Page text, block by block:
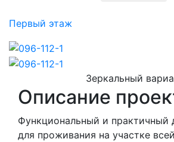
Первый этаж
Зеркальный
Описание
Функциональный и практичный
для проживания на участке